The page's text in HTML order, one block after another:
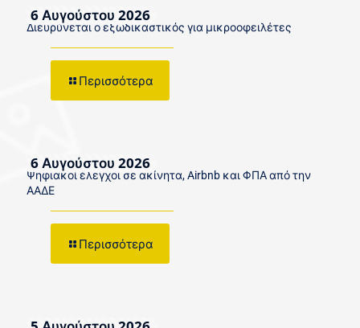
6 Αυγούστου 2026
Διευρύνεται ο εξωδικαστικός για μικροοφειλέτες
Περισσότερα
6 Αυγούστου 2026
Ψηφιακοί έλεγχοι σε ακίνητα, Airbnb και ΦΠΑ από την
ΑΑΔΕ
Περισσότερα